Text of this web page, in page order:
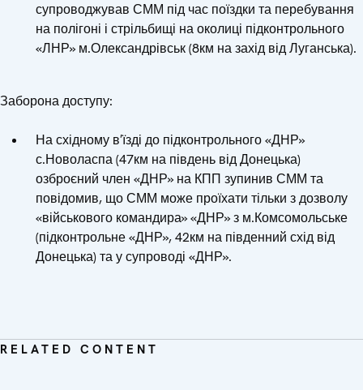
супроводжував СММ під час поїздки та перебування
на полігоні і стрільбищі на околиці підконтрольного
«ЛНР» м.Олександрівськ (8км на захід від Луганська).
Заборона доступу:
На східному в′їзді до підконтрольного «ДНР»
с.Новоласпа (47км на південь від Донецька)
озброєний член «ДНР» на КПП зупинив СММ та
повідомив, що СММ може проїхати тільки з дозволу
«військового командира» «ДНР» з м.Комсомольське
(підконтрольне «ДНР», 42км на південний схід від
Донецька) та у супроводі «ДНР».
RELATED CONTENT